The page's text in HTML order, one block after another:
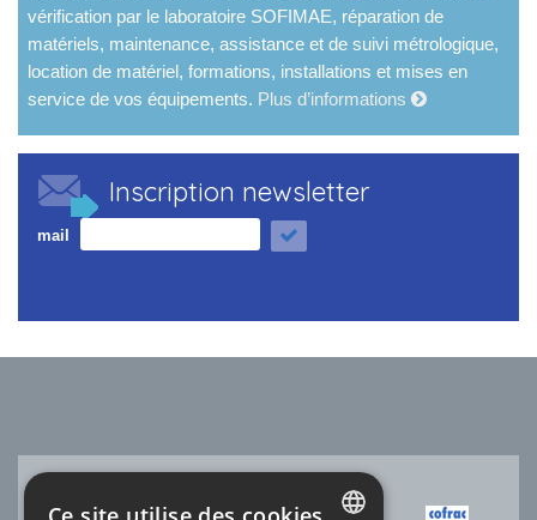
vérification par le laboratoire SOFIMAE, réparation de
matériels, maintenance, assistance et de suivi métrologique,
location de matériel, formations, installations et mises en
service de vos équipements. Plus d’informations
Inscription newsletter
mail
ACCRÉDITATION COFRAC